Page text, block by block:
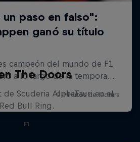
The Doors
Scuderia AlphaTauri en el
Red Bull Ring.
F1